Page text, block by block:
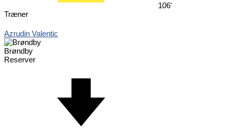
106'
Træner
Azrudin Valentic
Brøndby
Reserver